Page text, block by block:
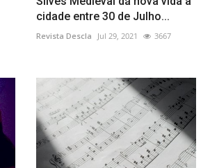
cidade entre 30 de Julho...
Revista Descla Jul 29, 2021 3667